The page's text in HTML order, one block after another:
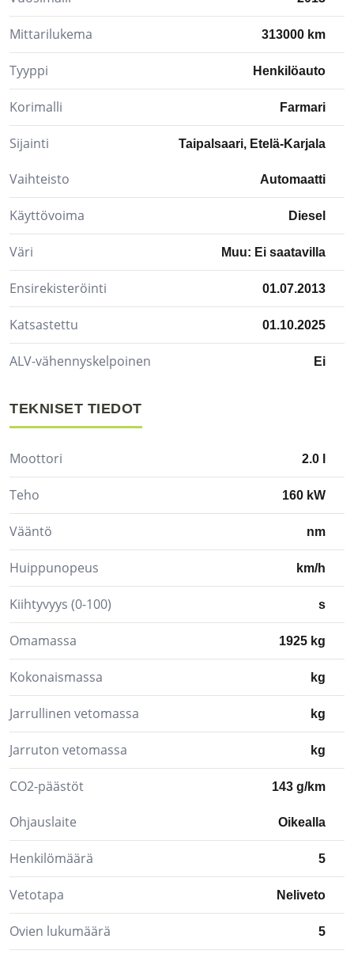
Mittarilukema 313000 km
Tyyppi Henkilöauto
Korimalli Farmari
Sijainti Taipalsaari, Etelä-Karjala
Vaihteisto Automaatti
Käyttövoima Diesel
Väri Muu: Ei saatavilla
Ensirekisteröinti 01.07.2013
Katsastettu 01.10.2025
ALV-vähennyskelpoinen Ei
TEKNISET TIEDOT
Moottori 2.0 l
Teho 160 kW
Vääntö nm
Huippunopeus km/h
Kiihtyvyys (0-100) s
Omamassa 1925 kg
Kokonaismassa kg
Jarrullinen vetomassa kg
Jarruton vetomassa kg
CO2-päästöt 143 g/km
Ohjauslaite Oikealla
Henkilömäärä 5
Vetotapa Neliveto
Ovien lukumäärä 5